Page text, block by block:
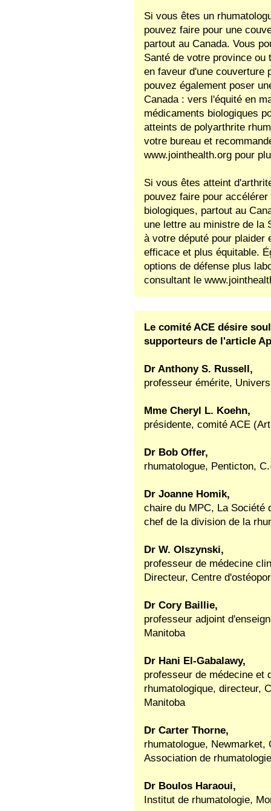
Si vous êtes un
pouvez faire pour une
partout au Canada. Vous
Santé de votre province ou
en faveur d'une couverture
pouvez également poser
Canada : vers l'équité en
médicaments biologiques
atteints de polyarthrite
votre bureau et
www.jointhealth.org pour
Si vous êtes atteint
pouvez faire pour
biologiques, partout au
une lettre au ministre de la
à votre député pour plaider
efficace et plus équitable.
options de défense plus
consultant le
Le comité ACE désire
supporteurs de l'article
Dr Anthony S. Russell,
professeur émérite,
Mme Cheryl L. Koehn,
présidente, comité ACE
Dr Bob Offer,
rhumatologue, Penticton,
Dr Joanne Homik,
chaire du MPC, La Société
chef de la division de la
Dr W. Olszynski,
professeur de médecine
Directeur, Centre
Dr Cory Baillie,
professeur adjoint
Manitoba
Dr Hani El-Gabalawy,
professeur de médecine et
rhumatologique, directeur,
Manitoba
Dr Carter Thorne,
rhumatologue, Newmarket,
Association de
Dr Boulos Haraoui,
Institut de rhumatologie,